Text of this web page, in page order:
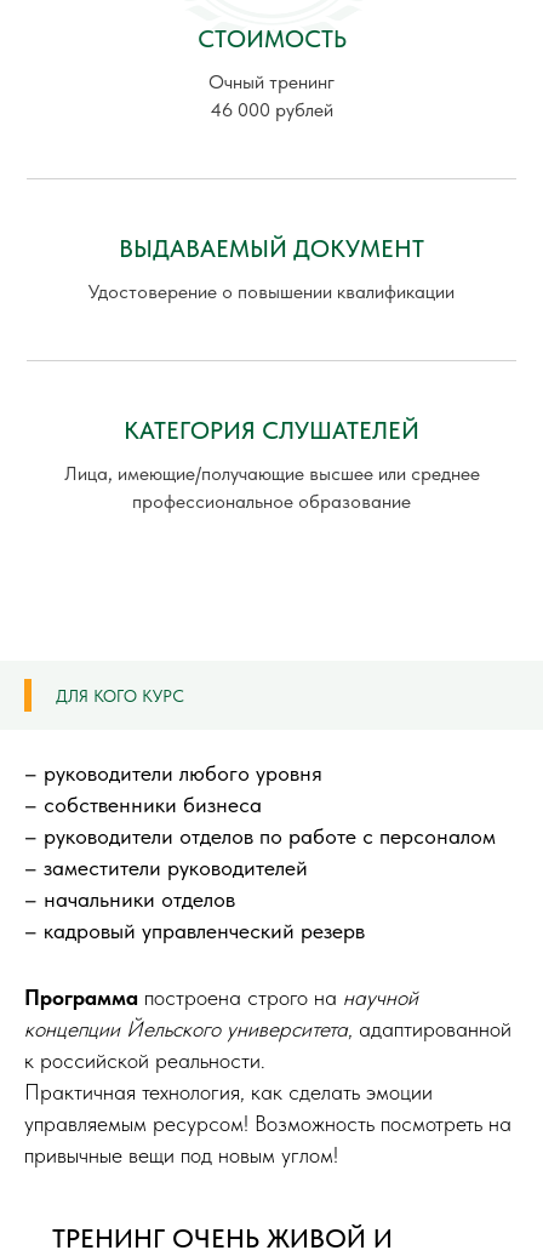
СТОИМОСТЬ
Очный тренинг
46 000 рублей
ВЫДАВАЕМЫЙ ДОКУМЕНТ
Удостоверение о повышении квалификации
КАТЕГОРИЯ СЛУШАТЕЛЕЙ
Лица, имеющие/получающие высшее или среднее
профессиональное образование
ДЛЯ КОГО КУРС
– руководители любого уровня
– собственники бизнеса
– руководители отделов по работе с персоналом
– заместители руководителей
– начальники отделов
– кадровый управленческий резерв
Программа построена строго на научной
концепции Йельского университета, адаптированной
к российской реальности.
Практичная технология, как сделать эмоции
управляемым ресурсом! Возможность посмотреть на
привычные вещи под новым углом!
ТРЕНИНГ ОЧЕНЬ ЖИВОЙ И